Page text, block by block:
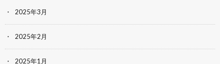
2025年3月
2025年2月
2025年1月